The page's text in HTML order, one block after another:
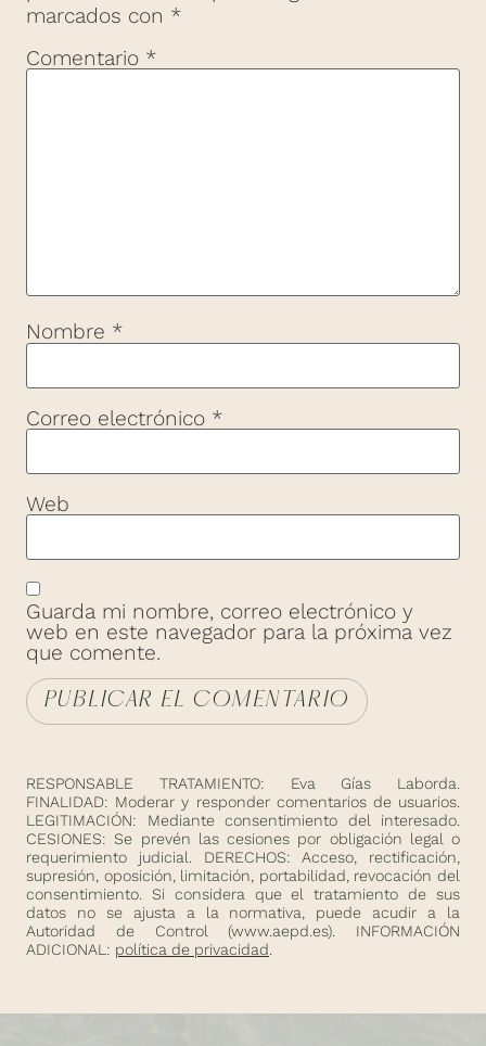
marcados con *
Comentario *
Nombre *
Correo electrónico *
Web
Guarda mi nombre, correo electrónico y
web en este navegador para la próxima vez
que comente.
RESPONSABLE TRATAMIENTO: Eva Gías Laborda.
FINALIDAD: Moderar y responder comentarios de usuarios.
LEGITIMACIÓN: Mediante consentimiento del interesado.
CESIONES: Se prevén las cesiones por obligación legal o
requerimiento judicial. DERECHOS: Acceso, rectificación,
supresión, oposición, limitación, portabilidad, revocación del
consentimiento. Si considera que el tratamiento de sus
datos no se ajusta a la normativa, puede acudir a la
Autoridad de Control (www.aepd.es). INFORMACIÓN
ADICIONAL: política de privacidad.